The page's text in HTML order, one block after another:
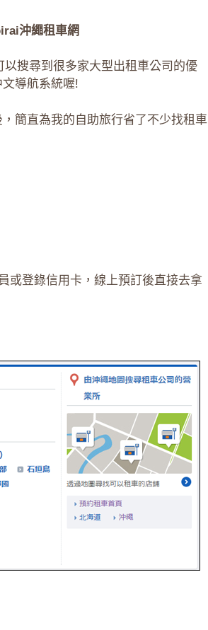
沖繩租車網
以搜尋到很多家大型出租車公司的優
導航系統喔!
簡直為我的自助旅行省了不少找租車
或登錄信用卡，線上預訂後直接去拿